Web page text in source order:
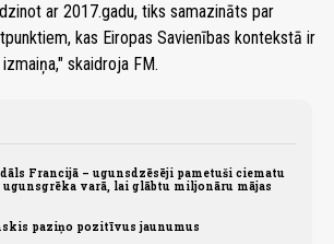
ar 2017.gadu, tiks samazināts par
kas Eiropas Savienības kontekstā ir
skaidroja FM.
Francijā – ugunsdzēsēji pametuši ciematu
ugunsgrēka varā, lai glābtu miljonāru mājas
paziņo pozitīvus jaunumus